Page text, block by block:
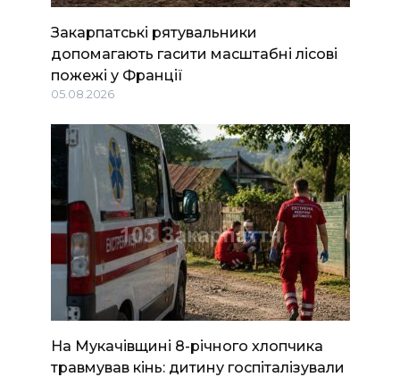
Закарпатські рятувальники
допомагають гасити масштабні лісові
пожежі у Франції
05.08.2026
На Мукачівщині 8-річного хлопчика
травмував кінь: дитину госпіталізували